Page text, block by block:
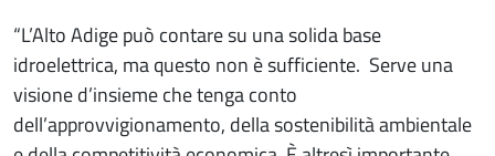
“L’Alto Adige può contare su una solida base
idroelettrica, ma questo non è sufficiente. Serve una
visione d’insieme che tenga conto
dell’approvvigionamento, della sostenibilità ambientale